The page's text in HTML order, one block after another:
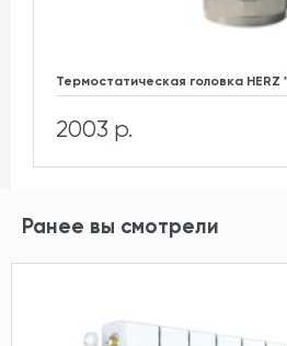
Термостатическая головка HERZ
2003 р.
Ранее вы смотрели